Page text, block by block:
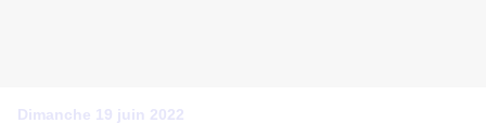
Dimanche 19 juin 2022